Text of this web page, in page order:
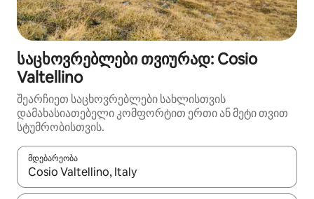
საცხოვრებლები თვიურად: Cosio
Valtellino
შეარჩიეთ საცხოვრებლები სახლისთვის
დამახასიათებელი კომფორტით ერთი ან მეტი თვით
სტუმრობისთვის.
მდებარეობა
როცა შედეგები ხელმისაწვდომი გახდება, ნავიგაციისთვის